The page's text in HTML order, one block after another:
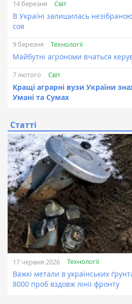
14 березня Світ
В Україні залишилась
соя
9 березня Технології
Майбутні агрономи вчаться
7 лютого Світ
Кращі аграрні вузи України
Умані та Сумах
Статті
17 червня 2026 Технології
Важкі метали в українських
8000 проб вздовж лінії фронту